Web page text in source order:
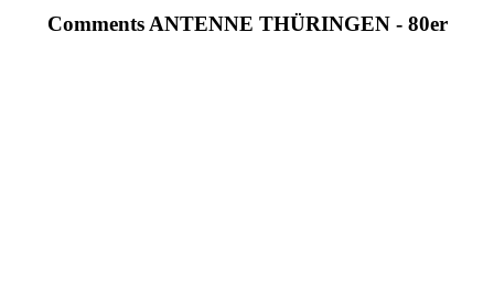
Comments ANTENNE THÜRINGEN - 80er